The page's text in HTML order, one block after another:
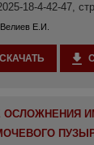
18-4-42-47,
Е.И.
СКАЧАТЬ
ОСЛОЖНЕНИЯ